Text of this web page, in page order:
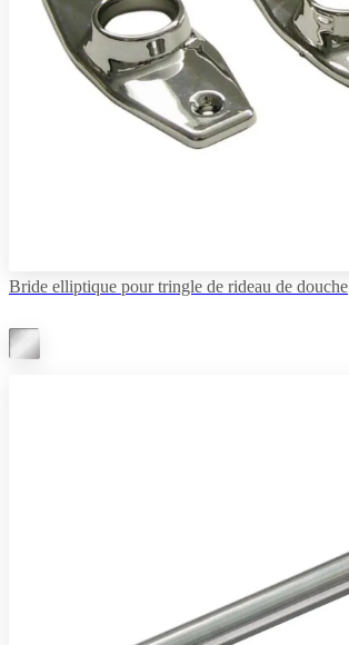
Bride elliptique pour tringle de rideau de douche